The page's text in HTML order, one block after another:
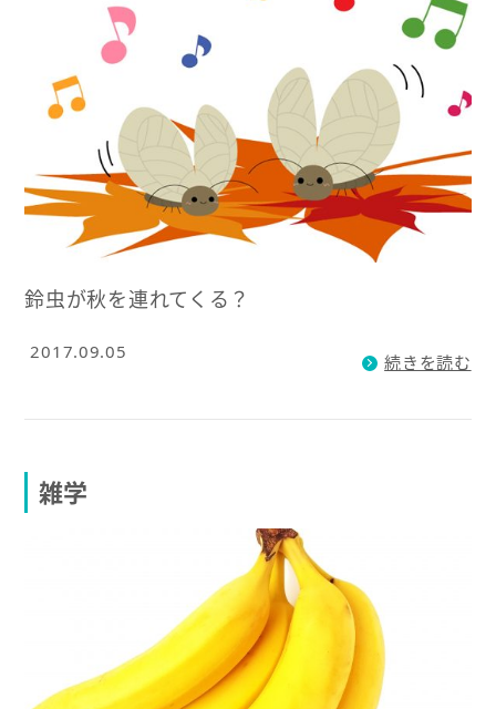
鈴虫が秋を連れてくる？
2017.09.05 続きを読む
雑学